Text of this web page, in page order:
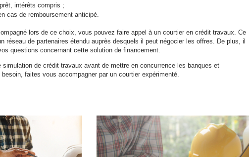
intérêts compris ;
cas de remboursement anticipé.
lors de ce choix, vous pouvez faire appel à un courtier en crédit travaux. Ce
réseau de partenaires étendu auprès desquels il peut négocier les offres. De plus, il
questions concernant cette solution de financement.
simulation de crédit travaux avant de mettre en concurrence les banques et
faites vous accompagner par un courtier expérimenté.